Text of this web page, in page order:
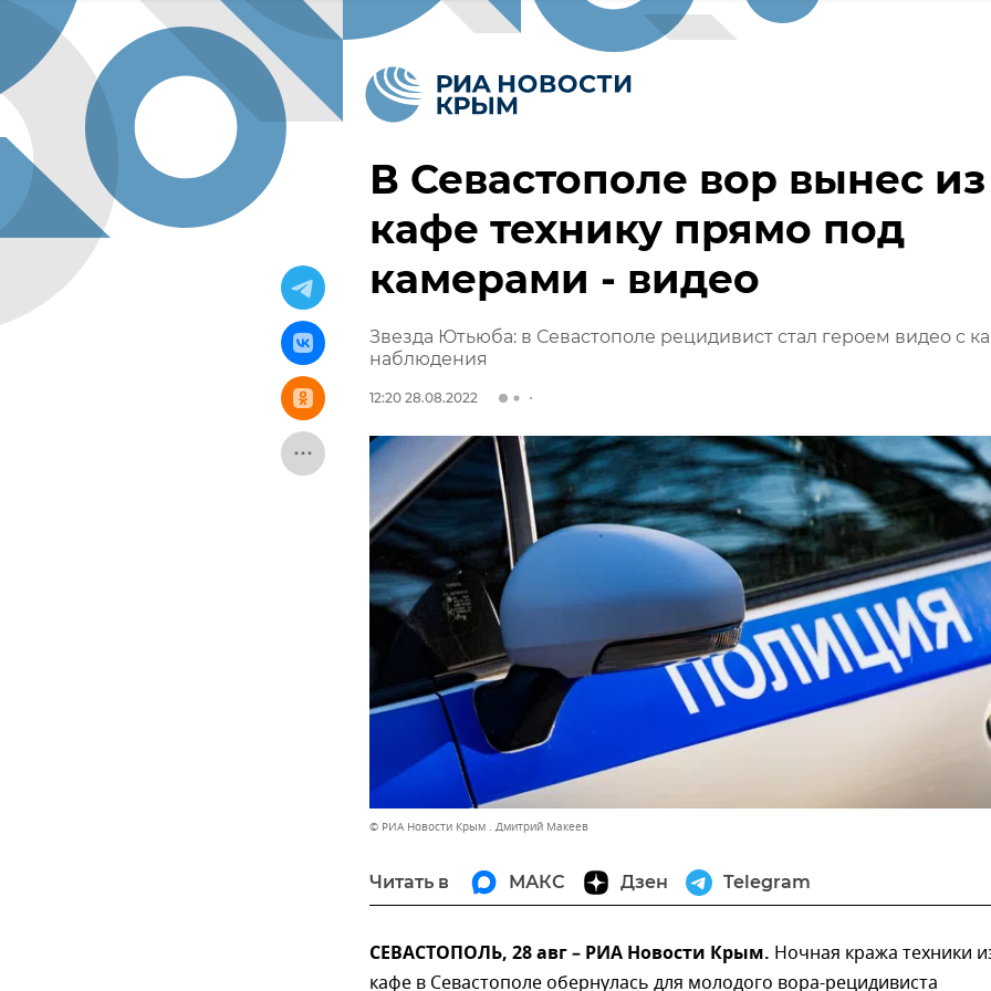
В Севастополе вор вынес из
кафе технику прямо под
камерами - видео
Звезда Ютьюба: в Севастополе рецидивист стал героем видео с
наблюдения
12:20 28.08.2022
© РИА Новости Крым . Дмитрий Макеев
Читать в МАКС Дзен Telegram
СЕВАСТОПОЛЬ, 28 авг – РИА Новости Крым. Ночная кража техники
кафе в Севастополе обернулась для молодого вора-рецидивиста